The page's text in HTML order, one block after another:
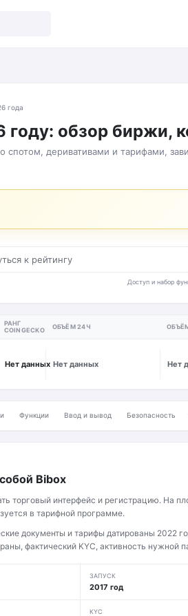
года
году: обзор биржи,
спотом, деривативами и тарифами,
к рейтингу
Доступ и набор
РАНГ
COINGECKO
ОБЪЁМ 24Ч
Нет данных Нет данных Нет
Функции Ввод и вывод Безопасность
Bibox
торговый интерфейс и регистрацию. На
в тарифной программе.
документы и тарифы датированы 2022
фактический KYC, активность нужной
ЗАПУСК
2017 год
KYC